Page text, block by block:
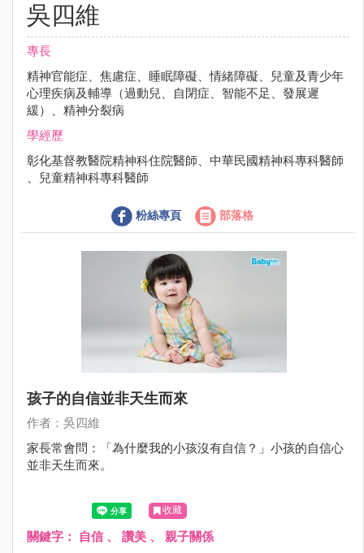
吳四維
專長
精神官能症、焦慮症、睡眠障礙、情緒障礙、兒童及青少年
心理疾病及輔導（過動兒、自閉症、智能不足、發展遲
緩）、精神分裂病
學經歷
彰化基督教醫院精神科住院醫師、中華民國精神科專科醫師
、兒童精神科專科醫師
粉絲專頁 部落格
孩子的自信並非天生而來
作者：吳四維
家長常會問：「為什麼我的小孩沒有自信？」小孩的自信心
並非天生而來。
收藏
關鍵字： 自信、 讚美 、 親子關係